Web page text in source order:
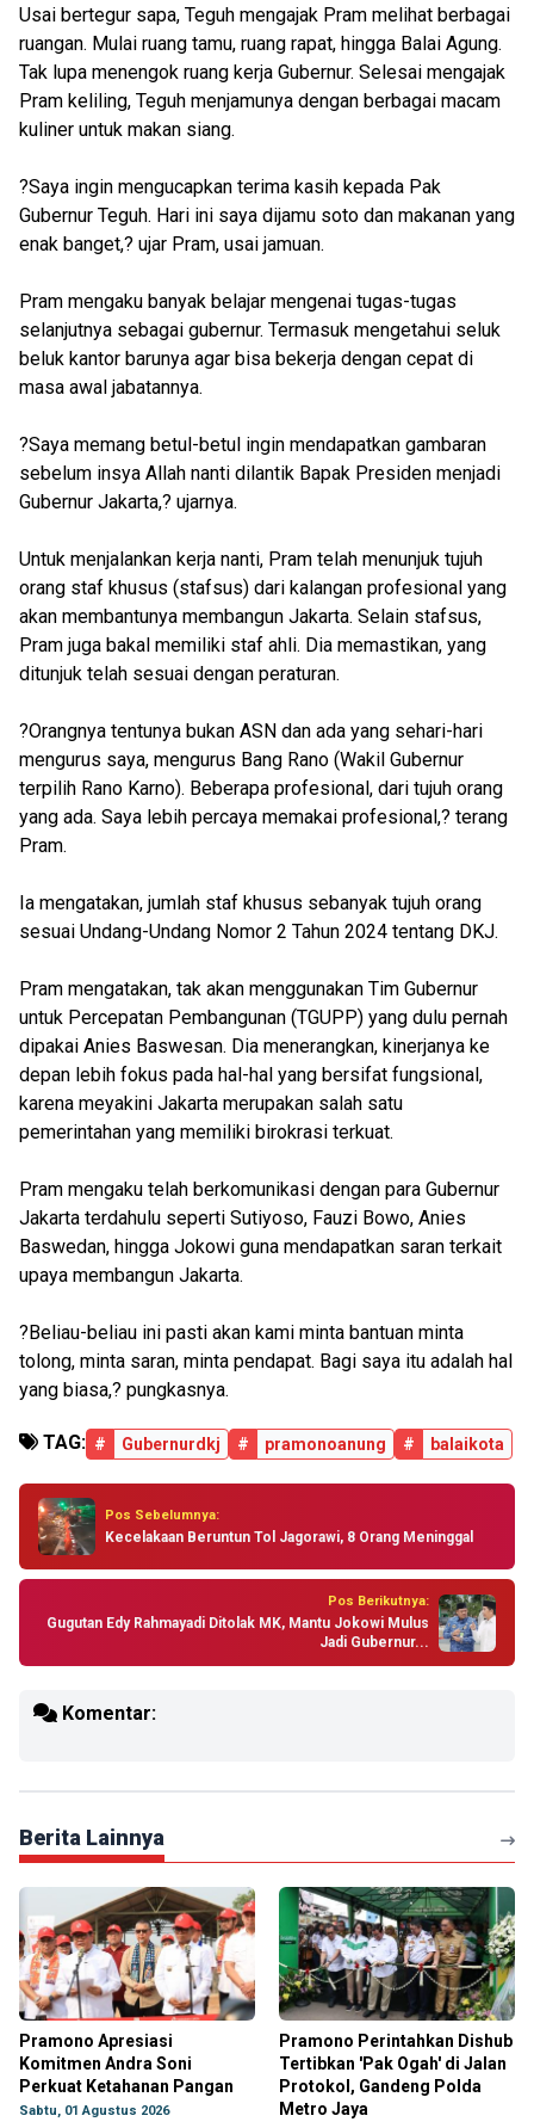
Usai bertegur sapa, Teguh mengajak Pram melihat berbagai
ruangan. Mulai ruang tamu, ruang rapat, hingga Balai Agung.
Tak lupa menengok ruang kerja Gubernur. Selesai mengajak
Pram keliling, Teguh menjamunya dengan berbagai macam
kuliner untuk makan siang.
?Saya ingin mengucapkan terima kasih kepada Pak
Gubernur Teguh. Hari ini saya dijamu soto dan makanan yang
enak banget,? ujar Pram, usai jamuan.
Pram mengaku banyak belajar mengenai tugas-tugas
selanjutnya sebagai gubernur. Termasuk mengetahui seluk
beluk kantor barunya agar bisa bekerja dengan cepat di
masa awal jabatannya.
?Saya memang betul-betul ingin mendapatkan gambaran
sebelum insya Allah nanti dilantik Bapak Presiden menjadi
Gubernur Jakarta,? ujarnya.
Untuk menjalankan kerja nanti, Pram telah menunjuk tujuh
orang staf khusus (stafsus) dari kalangan profesional yang
akan membantunya membangun Jakarta. Selain stafsus,
Pram juga bakal memiliki staf ahli. Dia memastikan, yang
ditunjuk telah sesuai dengan peraturan.
?Orangnya tentunya bukan ASN dan ada yang sehari-hari
mengurus saya, mengurus Bang Rano (Wakil Gubernur
terpilih Rano Karno). Beberapa profesional, dari tujuh orang
yang ada. Saya lebih percaya memakai profesional,? terang
Pram.
Ia mengatakan, jumlah staf khusus sebanyak tujuh orang
sesuai Undang-Undang Nomor 2 Tahun 2024 tentang DKJ.
Pram mengatakan, tak akan menggunakan Tim Gubernur
untuk Percepatan Pembangunan (TGUPP) yang dulu pernah
dipakai Anies Baswesan. Dia menerangkan, kinerjanya ke
depan lebih fokus pada hal-hal yang bersifat fungsional,
karena meyakini Jakarta merupakan salah satu
pemerintahan yang memiliki birokrasi terkuat.
Pram mengaku telah berkomunikasi dengan para Gubernur
Jakarta terdahulu seperti Sutiyoso, Fauzi Bowo, Anies
Baswedan, hingga Jokowi guna mendapatkan saran terkait
upaya membangun Jakarta.
?Beliau-beliau ini pasti akan kami minta bantuan minta
tolong, minta saran, minta pendapat. Bagi saya itu adalah hal
yang biasa,? pungkasnya.
TAG: # Gubernurdkj # pramonoanung # balaikota
Pos Sebelumnya:
Kecelakaan Beruntun Tol Jagorawi, 8 Orang Meninggal
Pos Berikutnya:
Gugutan Edy Rahmayadi Ditolak MK, Mantu Jokowi Mulus
Jadi Gubernur...
Komentar:
Berita Lainnya
Pramono Apresiasi
Komitmen Andra Soni
Perkuat Ketahanan Pangan
Sabtu, 01 Agustus 2026
Pramono Perintahkan Dishub
Tertibkan 'Pak Ogah' di Jalan
Protokol, Gandeng Polda
Metro Jaya